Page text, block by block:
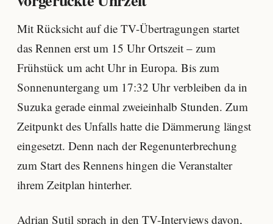
Mit Rücksicht auf die TV-Übertragungen startet
das Rennen erst um 15 Uhr Ortszeit – zum
Frühstück um acht Uhr in Europa. Bis zum
Sonnenuntergang um 17:32 Uhr verbleiben da in
Suzuka gerade einmal zweieinhalb Stunden. Zum
Zeitpunkt des Unfalls hatte die Dämmerung längst
eingesetzt. Denn nach der Regenunterbrechung
zum Start des Rennens hingen die Veranstalter
ihrem Zeitplan hinterher.
Adrian Sutil sprach in den TV-Interviews davon,